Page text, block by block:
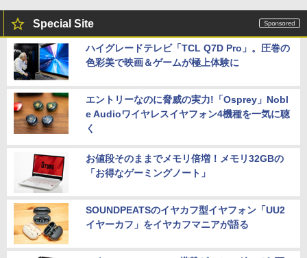
Special Site
ハイグレードテレビ「TCL Q7D Pro」。圧巻の
色彩美で映画＆ゲームが極上体験に
エントリーなのに脅威の実力!「Osprey」Nobl
e Audioワイヤレスイヤフォン4機種を一気に聴
く
お値段そのままでメモリ倍増！メモリ32GBの
「お得なゲーミングノート」
SOUNDPEATSのイヤカフ型イヤフォン「UU2
イヤーカフ」をイヤカフマニアが語る